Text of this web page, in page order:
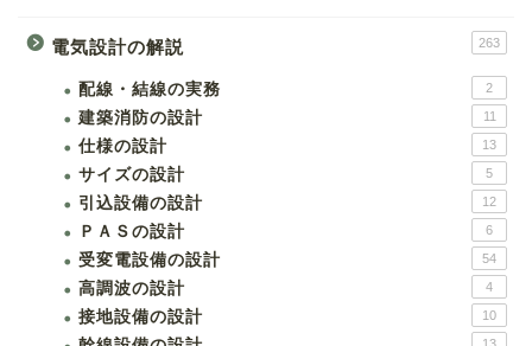
電気設計の解説 263
配線・結線の実務 2
建築消防の設計 11
仕様の設計 13
サイズの設計 5
引込設備の設計 12
ＰＡＳの設計 6
受変電設備の設計 54
高調波の設計 4
接地設備の設計 10